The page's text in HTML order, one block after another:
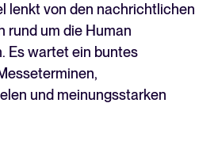
lenkt von den nachrichtlichen
rund um die Human
Es wartet ein buntes
und meinungsstarken